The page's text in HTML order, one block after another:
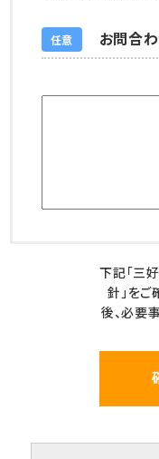
お問合わ
任意
下記「三
針」をご
後、必要